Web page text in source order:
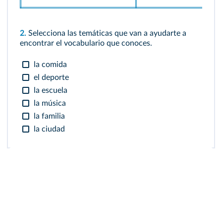
2. Selecciona las temáticas que van a ayudarte a
encontrar el vocabulario que conoces.
la comida
el deporte
la escuela
la música
la familia
la ciudad